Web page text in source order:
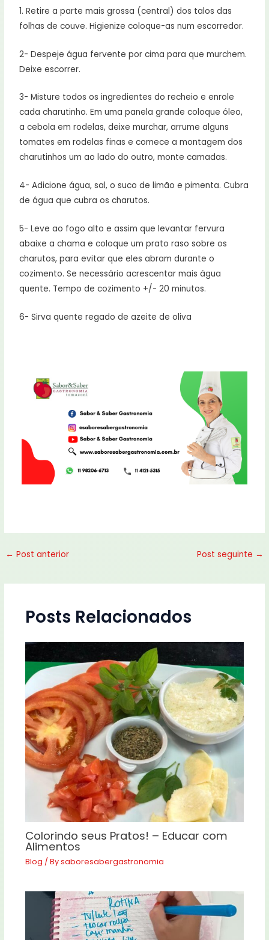
1. Retire a parte mais grossa (central) dos talos das
folhas de couve. Higienize coloque-as num escorredor.
2- Despeje água fervente por cima para que murchem.
Deixe escorrer.
3- Misture todos os ingredientes do recheio e enrole
cada charutinho. Em uma panela grande coloque óleo,
a cebola em rodelas, deixe murchar, arrume alguns
tomates em rodelas finas e comece a montagem dos
charutinhos um ao lado do outro, monte camadas.
4- Adicione água, sal, o suco de limão e pimenta. Cubra
de água que cubra os charutos.
5- Leve ao fogo alto e assim que levantar fervura
abaixe a chama e coloque um prato raso sobre os
charutos, para evitar que eles abram durante o
cozimento. Se necessário acrescentar mais água
quente. Tempo de cozimento +/- 20 minutos.
6- Sirva quente regado de azeite de oliva
← Post anterior Post seguinte →
Posts Relacionados
Colorindo seus Pratos! – Educar com
Alimentos
Blog / Bysaboresabergastronomia